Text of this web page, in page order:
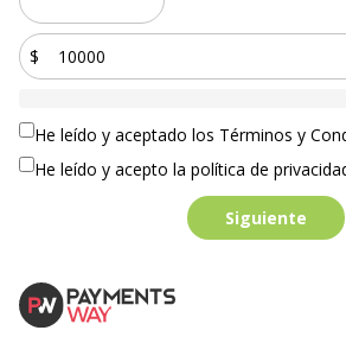
$
He leído y aceptado los Términos y
He leído y acepto la política de
Siguiente